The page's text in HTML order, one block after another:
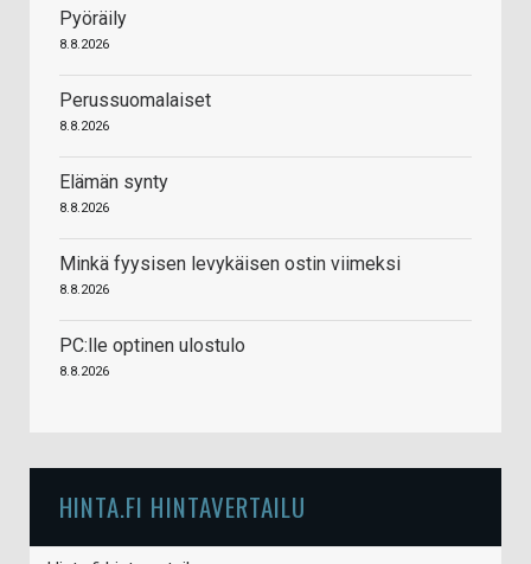
Pyöräily
8.8.2026
Perussuomalaiset
8.8.2026
Elämän synty
8.8.2026
Minkä fyysisen levykäisen ostin viimeksi
8.8.2026
PC:lle optinen ulostulo
8.8.2026
HINTA.FI HINTAVERTAILU